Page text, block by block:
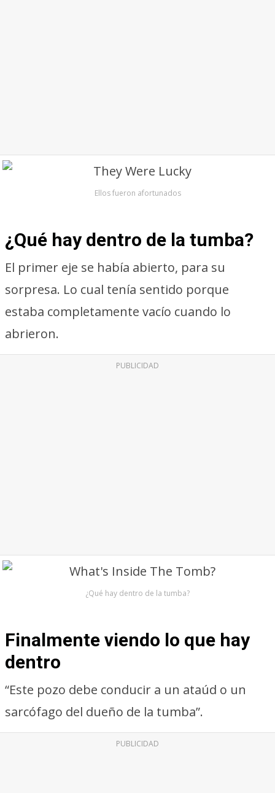
Ellos fueron afortunados
¿Qué hay dentro de la tumba?
El primer eje se había abierto, para su
sorpresa. Lo cual tenía sentido porque
estaba completamente vacío cuando lo
abrieron.
PUBLICIDAD
¿Qué hay dentro de la tumba?
Finalmente viendo lo que hay
dentro
“Este pozo debe conducir a un ataúd o un
sarcófago del dueño de la tumba”.
PUBLICIDAD